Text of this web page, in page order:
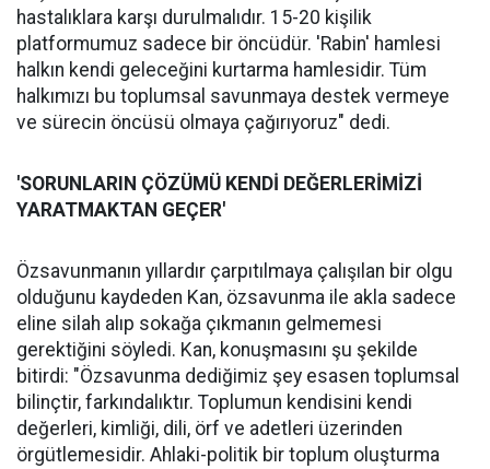
hastalıklara karşı durulmalıdır. 15-20 kişilik
platformumuz sadece bir öncüdür. 'Rabin' hamlesi
halkın kendi geleceğini kurtarma hamlesidir. Tüm
halkımızı bu toplumsal savunmaya destek vermeye
ve sürecin öncüsü olmaya çağırıyoruz" dedi.
'SORUNLARIN ÇÖZÜMÜ KENDİ DEĞERLERİMİZİ
YARATMAKTAN GEÇER'
Özsavunmanın yıllardır çarpıtılmaya çalışılan bir olgu
olduğunu kaydeden Kan, özsavunma ile akla sadece
eline silah alıp sokağa çıkmanın gelmemesi
gerektiğini söyledi. Kan, konuşmasını şu şekilde
bitirdi: "Özsavunma dediğimiz şey esasen toplumsal
bilinçtir, farkındalıktır. Toplumun kendisini kendi
değerleri, kimliği, dili, örf ve adetleri üzerinden
örgütlemesidir. Ahlaki-politik bir toplum oluşturma